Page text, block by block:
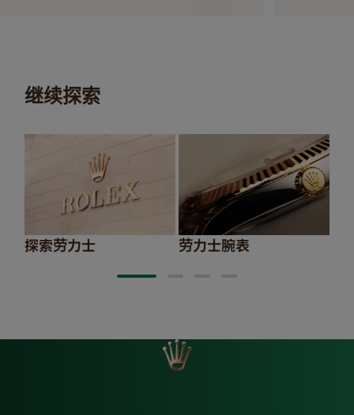
继续探索
探索劳力士 劳力士腕表